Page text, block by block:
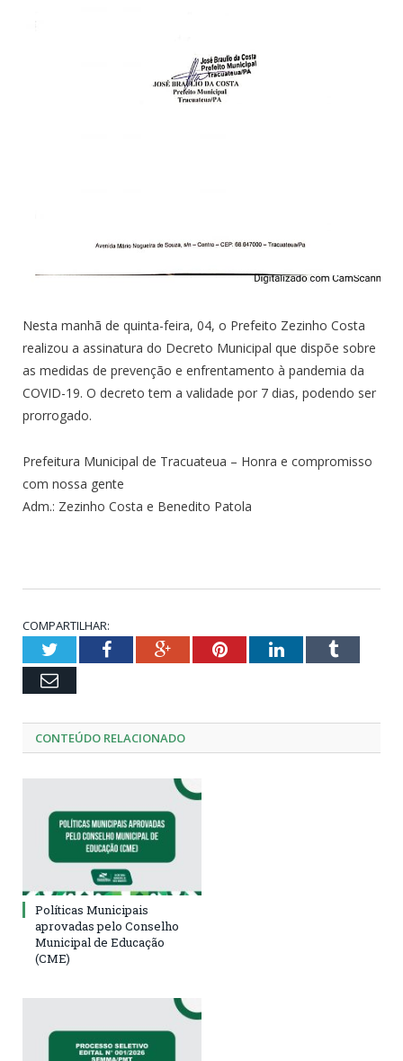
Nesta manhã de quinta-feira, 04, o Prefeito Zezinho Costa
realizou a assinatura do Decreto Municipal que dispõe sobre
as medidas de prevenção e enfrentamento à pandemia da
COVID-19. O decreto tem a validade por 7 dias, podendo ser
prorrogado.
Prefeitura Municipal de Tracuateua – Honra e compromisso
com nossa gente
Adm.: Zezinho Costa e Benedito Patola
COMPARTILHAR:
TwitterFacebookGoogle+PinterestLinkedInTumblr
Email
CONTEÚDO RELACIONADO
Políticas Municipais
aprovadas pelo Conselho
Municipal de Educação
(CME)